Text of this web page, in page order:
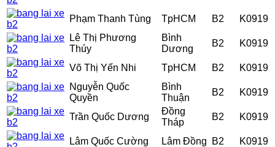
Phạm Thanh Tùng TpHCM B2
K0919
Lê Thị Phương
Thúy
Bình
Dương
B2 K0919
Võ Thị Yến Nhi TpHCM B2
K0919
Nguyễn Quốc
Quyền
Bình
Thuận
B2 K0919
Trần Quốc Dương
Đồng
Tháp
B2 K0919
Lâm Quốc Cường Lâm Đồng B2 K0919